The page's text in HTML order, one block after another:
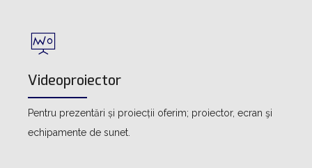
Videoproiector
Pentru prezentări și proiecții oferim; proiector, ecran şi
echipamente de sunet.